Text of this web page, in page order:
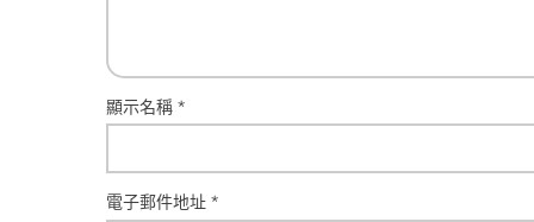
顯示名稱 *
電子郵件地址 *